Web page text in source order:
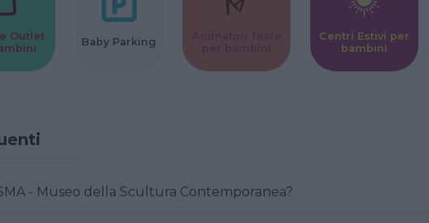
Outlet
Baby Parking
Centri Estivi per
bambini
si trova MUSMA - Museo della Scultura Contemporanea?